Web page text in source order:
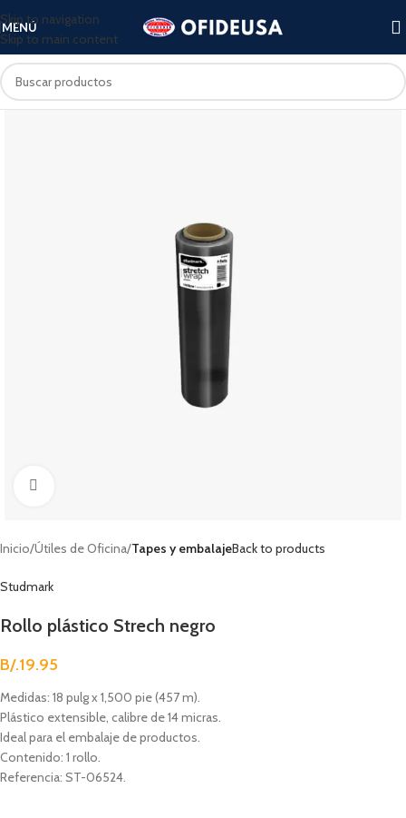
Skip to navigation
Skip to main content
MENÚ
Inicio Útiles de Oficina Tapes y embalajeBack to products
Studmark
Rollo plástico Strech negro
B/.19.95
Medidas: 18 pulg x 1,500 pie (457 m).
Plástico extensible, calibre de 14 micras.
Ideal para el embalaje de productos.
Contenido: 1 rollo.
Referencia: ST-06524.